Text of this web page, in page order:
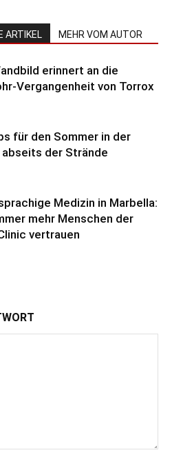
ARTIKEL MEHR VOM AUTOR
erinnert an die
Vergangenheit von Torrox
für den Sommer in der
abseits der Strände
Medizin in Marbella:
mehr Menschen der
vertrauen